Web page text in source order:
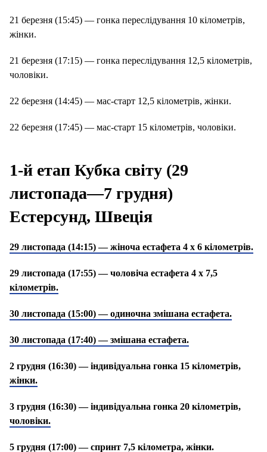
21 березня (15:45) — гонка переслідування 10 кілометрів,
жінки.
21 березня (17:15) — гонка переслідування 12,5 кілометрів,
чоловіки.
22 березня (14:45) — мас-старт 12,5 кілометрів, жінки.
22 березня (17:45) — мас-старт 15 кілометрів, чоловіки.
1-й етап Кубка світу (29
листопада—7 грудня)
Естерсунд, Швеція
29 листопада (14:15) — жіноча естафета 4 х 6 кілометрів.
29 листопада (17:55) — чоловіча естафета 4 х 7,5
кілометрів.
30 листопада (15:00) — одиночна змішана естафета.
30 листопада (17:40) — змішана естафета.
2 грудня (16:30) — індивідуальна гонка 15 кілометрів,
жінки.
3 грудня (16:30) — індивідуальна гонка 20 кілометрів,
чоловіки.
5 грудня (17:00) — спринт 7,5 кілометра, жінки.